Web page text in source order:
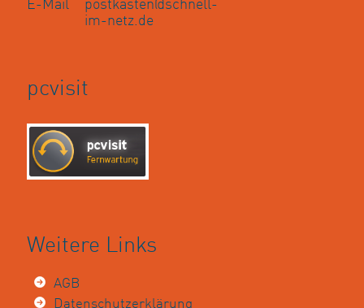
E-Mail
postkasten@schnell-
im-netz.de
pcvisit
Weitere Links
AGB
Datenschutzerklärung